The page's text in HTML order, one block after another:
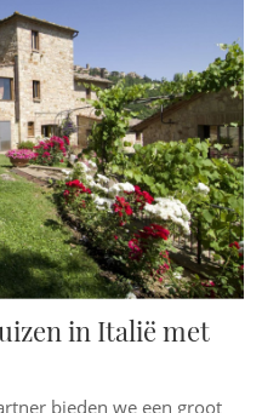
vervoer (in de trein, bus,
funicolari)
een eigen kaartje hebben
mee in de trein wanneer
bezet houden) met
bij dertig bij vijftig
in Italië met
bieden we een groot